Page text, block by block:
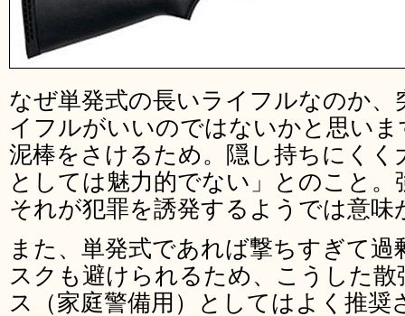
なぜ単発式の長いライフルなのか、
イフルがいいのではないかと思い
泥棒をさけるため。隠し持ちにくく
としては魅力的でない」とのこと
それが犯罪を誘発するようでは意味
また、単発式であれば撃ちすぎて
スクも避けられるため、こうした
ス（家庭警備用）としてはよく推奨